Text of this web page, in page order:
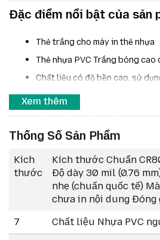
Đặc điểm nổi bật của sản
Thẻ trắng cho máy in thẻ nhựa
Thẻ nhựa PVC Trắng bóng
Chất liệu có độ bền cao, sử
Kích thước: ISO CR80 54 x 86
Độ dày tiêu chuẩn: 760 micron
Mỗi thẻ được chứa trong túi
In Thẻ nhân viên, Thẻ khám
viên, Thẻ hội viên, Thẻ bán lẻ,
giá, Thẻ VIP, Thẻ khách hàng
Xem thêm
Thống Số Sản Phẩm
Kích
thước
Kích thước Chuẩn
Độ dày 30 mil (0.76
nhẹ (chuẩn quốc tế)
chưa in nội dung
7
Chất liệu Nhựa PVC